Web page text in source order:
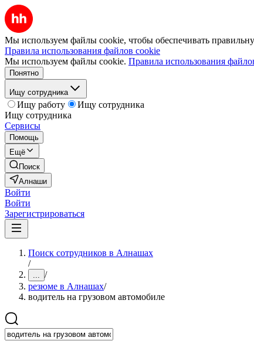
Мы используем файлы cookie, чтобы обеспечивать
Правила использования файлов cookie
Мы используем файлы cookie. Правила использования
Понятно
Ищу сотрудника
Ищу работу
Ищу сотрудника
Ищу сотрудника
Сервисы
Помощь
Ещё
Поиск
Алнаши
Войти
Войти
Зарегистрироваться
Поиск сотрудников в Алнашах
/
... /
резюме в Алнашах/
водитель на грузовом автомобиле